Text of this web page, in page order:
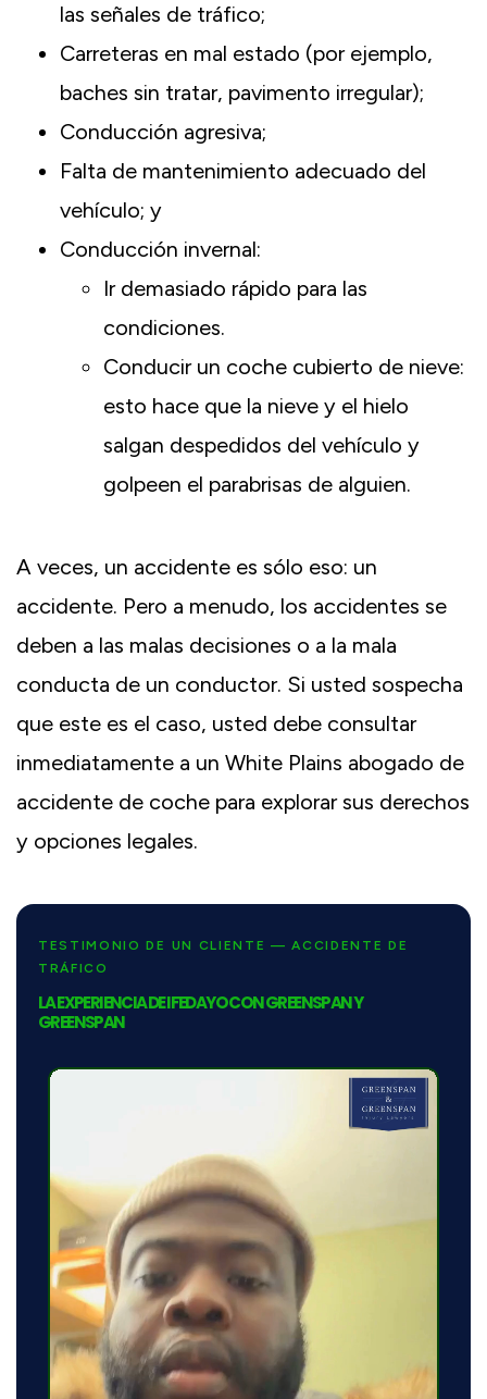
las señales de tráfico;
Carreteras en mal estado (por ejemplo,
baches sin tratar, pavimento irregular);
Conducción agresiva;
Falta de mantenimiento adecuado del
vehículo; y
Conducción invernal:
Ir demasiado rápido para las
condiciones.
Conducir un coche cubierto de nieve:
esto hace que la nieve y el hielo
salgan despedidos del vehículo y
golpeen el parabrisas de alguien.
A veces, un accidente es sólo eso: un
accidente. Pero a menudo, los accidentes se
deben a las malas decisiones o a la mala
conducta de un conductor. Si usted sospecha
que este es el caso, usted debe consultar
inmediatamente a un White Plains abogado de
accidente de coche para explorar sus derechos
y opciones legales.
TESTIMONIO DE UN CLIENTE — ACCIDENTE DE
TRÁFICO
LA EXPERIENCIA DE IFEDAYO CONGREENSPAN Y
GREENSPAN